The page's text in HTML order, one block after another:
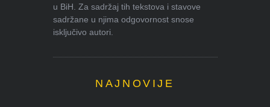
u BiH. Za sadržaj tih tekstova i stavove
sadržane u njima odgovornost snose
isključivo autori.
NAJNOVIJE